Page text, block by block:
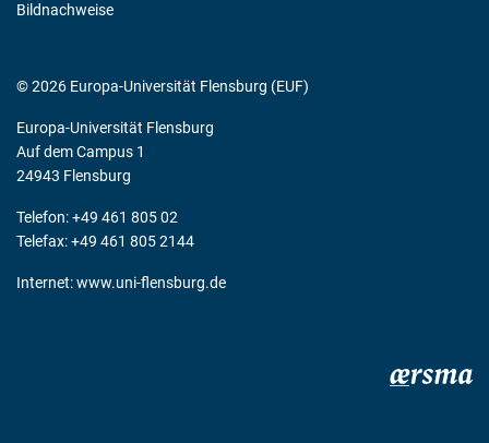
Bildnachweise
© 2026 Europa-Universität Flensburg (EUF)
Europa-Universität Flensburg
Auf dem Campus 1
24943 Flensburg
Telefon: +49 461 805 02
Telefax: +49 461 805 2144
Internet:www.uni-flensburg.de